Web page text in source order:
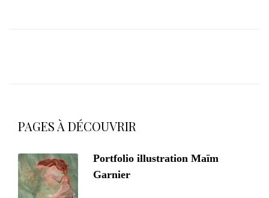
PAGES À DÉCOUVRIR
Portfolio illustration Maïm
Garnier